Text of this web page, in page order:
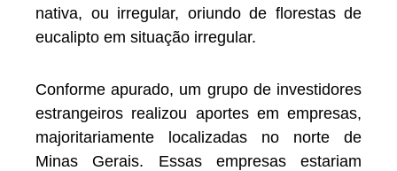
nativa, ou irregular, oriundo de florestas de
eucalipto em situação irregular.
Conforme apurado, um grupo de investidores
estrangeiros realizou aportes em empresas,
majoritariamente localizadas no norte de
Minas Gerais. Essas empresas estariam